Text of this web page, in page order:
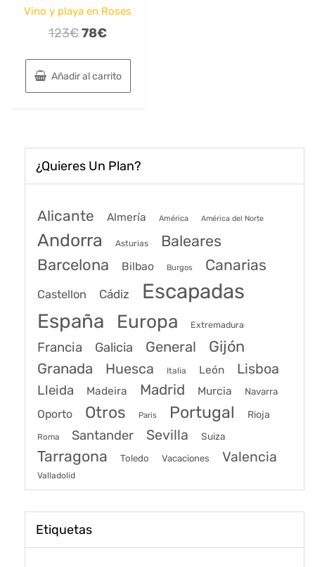
Vino y playa en Roses
123€El
original
era:
78€El
actual
es:
Añadir al carrito
¿Quieres Un Plan?
Alicante Almería América América del Norte
Andorra Asturias Baleares
Barcelona Bilbao Burgos Canarias
Castellon Cádiz Escapadas
España Europa Extremadura
Francia Galicia General Gijón
Granada Huesca Italia León Lisboa
Lleida Madeira Madrid Murcia Navarra
Oporto Otros Paris Portugal Rioja
Roma Santander Sevilla Suiza
Tarragona Toledo Vacaciones Valencia
Valladolid
Etiquetas